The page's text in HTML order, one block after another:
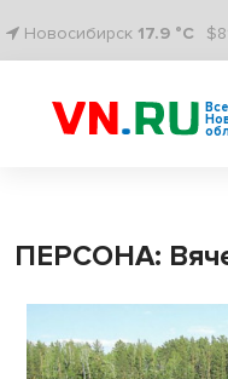
Новосибирск 17.9 °C
ПЕРСОНА: